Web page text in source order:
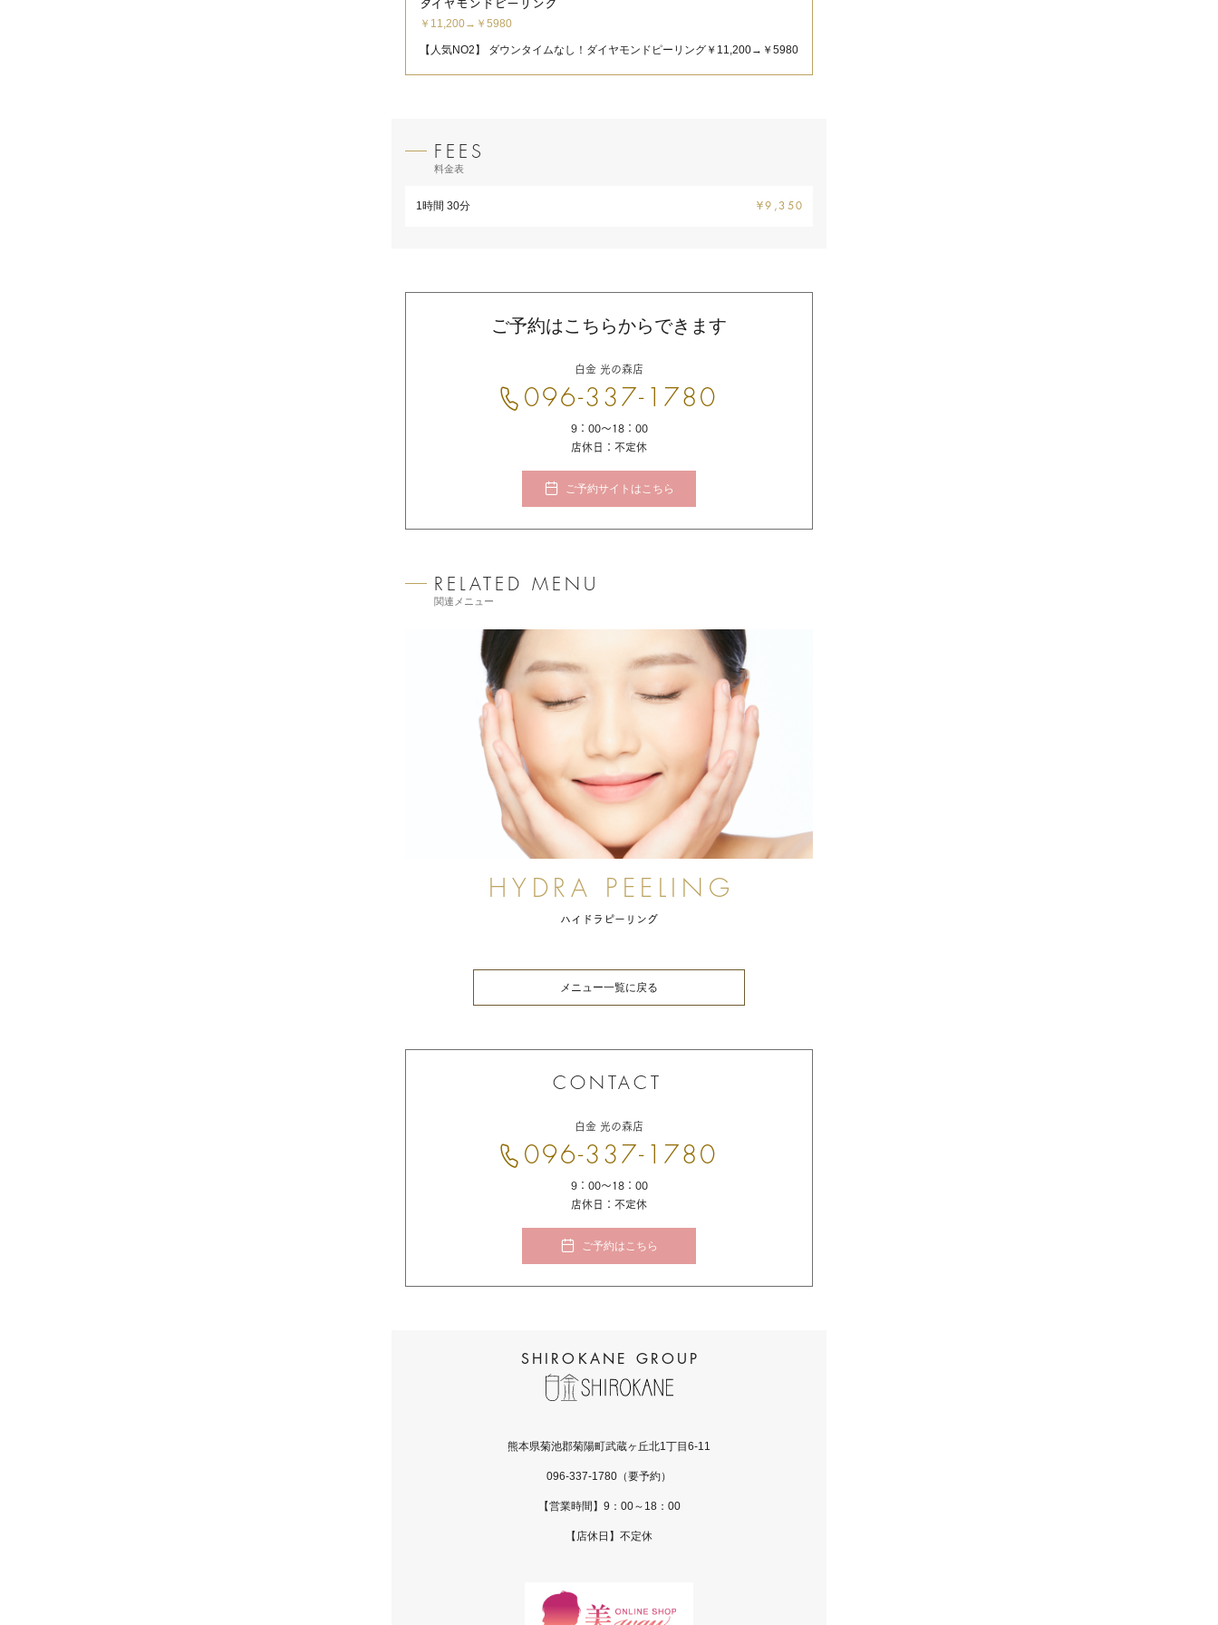
￥11,200→￥5980
【人気NO2】 ダウンタイムなし！ダイヤモンドピーリング￥11,200→￥5980
料金表
1時間 30分 ¥9,350
ご予約はこちらからできます
白金 光の森店
096-337-1780
9：00～18：00
店休日：不定休
ご予約サイトはこちら
関連メニュー
ハイドラピーリング
メニュー一覧に戻る
い
わ
せ
白金 光の森店
096-337-1780
9：00～18：00
店休日：不定休
ご予約はこちら
熊本県菊池郡菊陽町武蔵ヶ丘北1丁目6-11
096-337-1780 （要予約）
【営業時間】9：00～18：00
【店休日】不定休